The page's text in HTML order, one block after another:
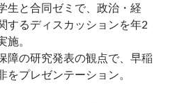
生と合同ゼミで、政治・経
するディスカッションを年2
。
障の研究発表の観点で、早稲
をプレゼンテーション。